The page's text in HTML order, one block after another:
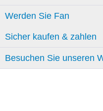
Werden Sie Fan
Sicher kaufen & zahlen
Besuchen Sie unseren